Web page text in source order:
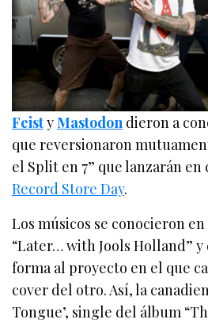
FeistyMastodon dieron a
que reversionaron
el Split en 7” que lanzarán
Record Store Day.
Los músicos se conocieron
“Later… with Jools Holland”
forma al proyecto en el que
cover del otro. Así, la
Tongue’, single del álbum